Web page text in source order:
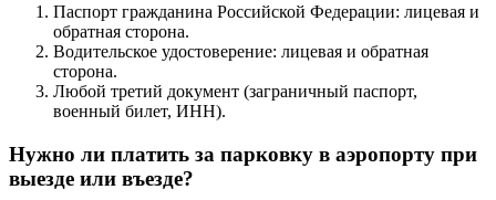
Паспорт гражданина Российской Федерации: лицевая и
обратная сторона.
Водительское удостоверение: лицевая и обратная
сторона.
Любой третий документ (заграничный паспорт,
военный билет, ИНН).
Нужно ли платить за парковку в аэропорту при
выезде или въезде?